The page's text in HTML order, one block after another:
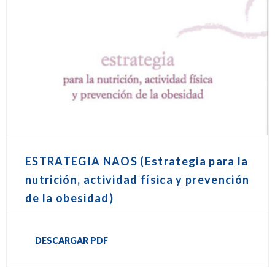
ESTRATEGIA NAOS (Estrategia para la
nutrición, actividad física y prevención
de la obesidad)
DESCARGAR PDF